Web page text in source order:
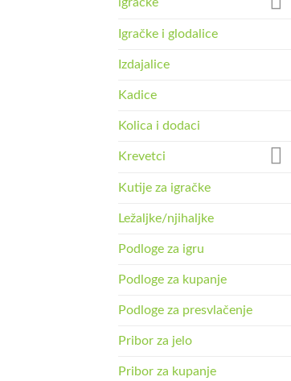
Igračke i glodalice
Izdajalice
Kadice
Kolica i dodaci
Krevetci
Kutije za igračke
Ležaljke/njihaljke
Podloge za igru
Podloge za kupanje
Podloge za presvlačenje
Pribor za jelo
Pribor za kupanje